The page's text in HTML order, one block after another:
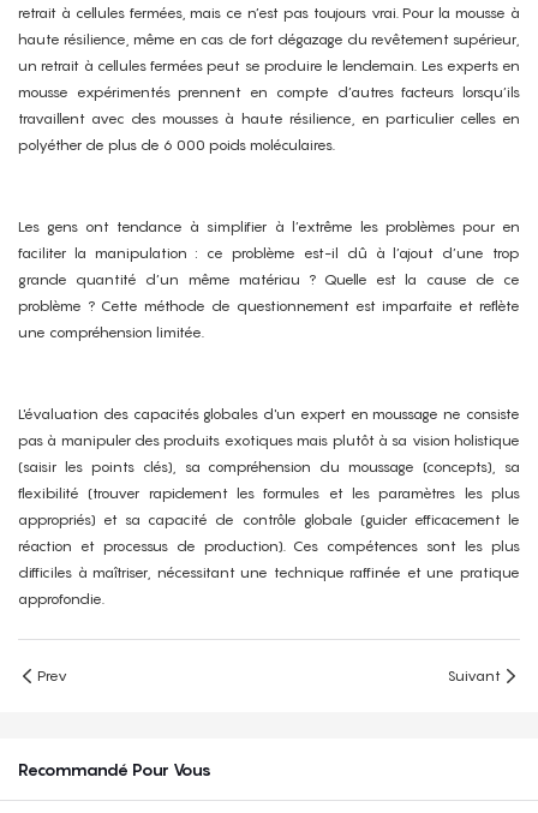
retrait à cellules fermées, mais ce n’est pas toujours vrai. Pour la mousse à
haute résilience, même en cas de fort dégazage du revêtement supérieur,
un retrait à cellules fermées peut se produire le lendemain. Les experts en
mousse expérimentés prennent en compte d’autres facteurs lorsqu’ils
travaillent avec des mousses à haute résilience, en particulier celles en
polyéther de plus de 6 000 poids moléculaires.
Les gens ont tendance à simplifier à l’extrême les problèmes pour en
faciliter la manipulation : ce problème est-il dû à l’ajout d’une trop
grande quantité d’un même matériau ? Quelle est la cause de ce
problème ? Cette méthode de questionnement est imparfaite et reflète
une compréhension limitée.
L'évaluation des capacités globales d'un expert en moussage ne consiste
pas à manipuler des produits exotiques mais plutôt à sa vision holistique
(saisir les points clés), sa compréhension du moussage (concepts), sa
flexibilité (trouver rapidement les formules et les paramètres les plus
appropriés) et sa capacité de contrôle globale (guider efficacement le
réaction et processus de production). Ces compétences sont les plus
difficiles à maîtriser, nécessitant une technique raffinée et une pratique
approfondie.
Prev Suivant
Recommandé Pour Vous